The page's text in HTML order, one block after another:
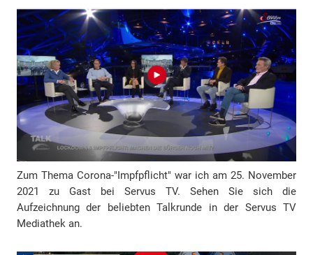
A
d
r
e
s
s
Zum Thema Corona-"Impfpflicht" war ich am 25. November
2021 zu Gast bei Servus TV. Sehen Sie sich die
Aufzeichnung der beliebten Talkrunde in der Servus TV
Mediathek an.